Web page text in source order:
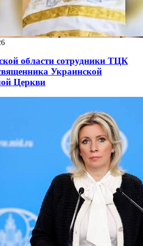
области сотрудники ТЦК
Украинской
Церкви